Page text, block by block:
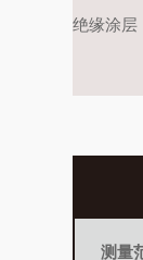
绝缘涂层
测量